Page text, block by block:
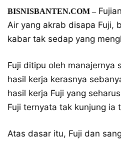
BISNISBANTEN.COM –
Air yang akrab disapa Fuji,
kabar tak sedap yang
Fuji ditipu oleh manajernya
hasil kerja kerasnya
hasil kerja Fuji yang
Fuji ternyata tak kunjung ia
Atas dasar itu, Fuji dan